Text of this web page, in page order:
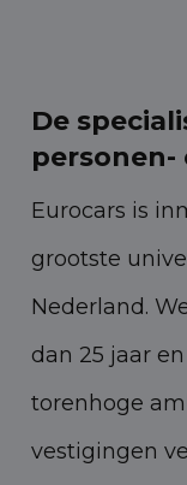
De
Eurocars is
grootste
Nederland.
dan 25 jaar
torenhoge
vestigingen